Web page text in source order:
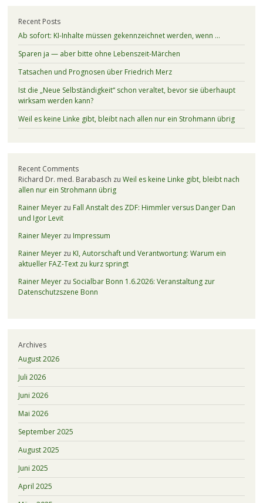
Recent Posts
Ab sofort: KI-Inhalte müssen gekennzeichnet werden, wenn …
Sparen ja — aber bitte ohne Lebenszeit-Märchen
Tatsachen und Prognosen über Friedrich Merz
Ist die „Neue Selbständigkeit“ schon veraltet, bevor sie überhaupt
wirksam werden kann?
Weil es keine Linke gibt, bleibt nach allen nur ein Strohmann übrig
Recent Comments
Richard Dr. med. Barabasch zu Weil es keine Linke gibt, bleibt nach
allen nur ein Strohmann übrig
Rainer Meyerzu Fall Anstalt des ZDF: Himmler versus Danger Dan
und Igor Levit
Rainer Meyerzu Impressum
Rainer Meyerzu KI, Autorschaft und Verantwortung: Warum ein
aktueller FAZ-Text zu kurz springt
Rainer Meyerzu Socialbar Bonn 1.6.2026: Veranstaltung zur
Datenschutzszene Bonn
Archives
August 2026
Juli 2026
Juni 2026
Mai 2026
September 2025
August 2025
Juni 2025
April 2025